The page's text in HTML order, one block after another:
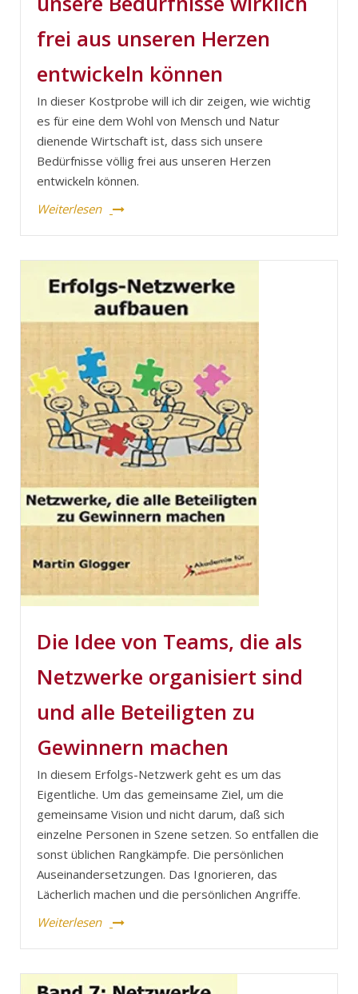
frei aus unseren Herzen
entwickeln können
In dieser Kostprobe will ich dir zeigen, wie wichtig
es für eine dem Wohl von Mensch und Natur
dienende Wirtschaft ist, dass sich unsere
Bedürfnisse völlig frei aus unseren Herzen
entwickeln können.
Weiterlesen
Die Idee von Teams, die als
Netzwerke organisiert sind
und alle Beteiligten zu
Gewinnern machen
In diesem Erfolgs-Netzwerk geht es um das
Eigentliche. Um das gemeinsame Ziel, um die
gemeinsame Vision und nicht darum, daß sich
einzelne Personen in Szene setzen. So entfallen die
sonst üblichen Rangkämpfe. Die persönlichen
Auseinandersetzungen. Das Ignorieren, das
Lächerlich machen und die persönlichen Angriffe.
Weiterlesen